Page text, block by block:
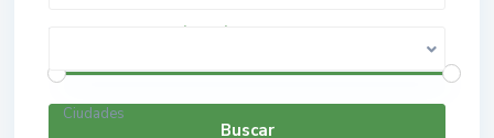
Rango de precios: $ 0 a $ 5.000.000.000
Ciudades
Buscar